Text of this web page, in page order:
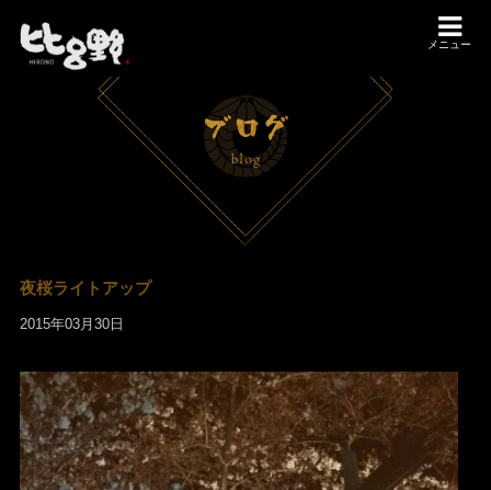
メニュー
夜桜ライトアップ
2015年03月30日